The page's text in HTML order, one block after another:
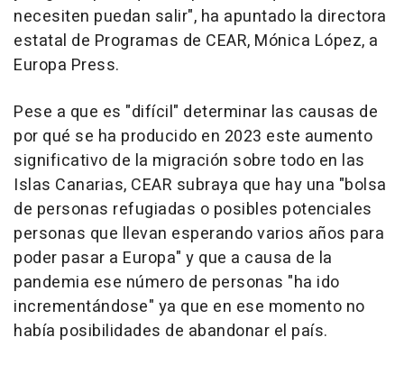
necesiten puedan salir", ha apuntado la directora
estatal de Programas de CEAR, Mónica López, a
Europa Press.
Pese a que es "difícil" determinar las causas de
por qué se ha producido en 2023 este aumento
significativo de la migración sobre todo en las
Islas Canarias, CEAR subraya que hay una "bolsa
de personas refugiadas o posibles potenciales
personas que llevan esperando varios años para
poder pasar a Europa" y que a causa de la
pandemia ese número de personas "ha ido
incrementándose" ya que en ese momento no
había posibilidades de abandonar el país.